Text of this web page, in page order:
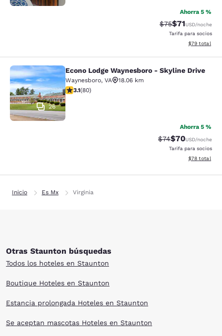
Ahorra 5 %
Precio tachado:
$75Precio con
$71USD/noche
Tarifa para socios
Ver detalles
$79 total
Econo Lodge Waynesboro - Skyline
26
Econo Lodge Waynesboro - Skyline Drive
Waynesboro, VA
18.06 km
calificación de 3.11 estrellas. Bueno. 80 reseñas
3.1(80)
Ahorra 5 %
Precio tachado:
$74Precio con
$70USD/noche
Tarifa para socios
Ver detalles
$78 total
Inicio Es Mx Virginia
Otras Staunton búsquedas
Todos los hoteles en Staunton
Boutique Hoteles en Staunton
Estancia prolongada Hoteles en Staunton
Se aceptan mascotas Hoteles en Staunton